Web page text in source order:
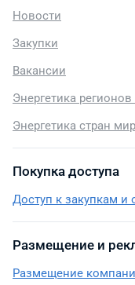
Новости
Закупки
Вакансии
Энергетика
Энергетика стран
Покупка доступа
Доступ к закупкам и
Размещение и
Размещение